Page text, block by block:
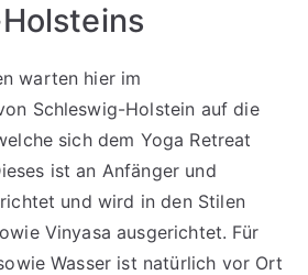
warten hier im
Schleswig-Holstein auf die
sich dem Yoga Retreat
ist an Anfänger und
und wird in den Stilen
Vinyasa ausgerichtet. Für
Wasser ist natürlich vor Ort